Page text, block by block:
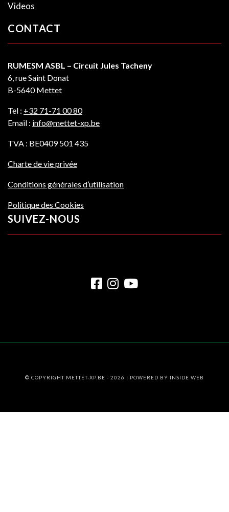
Videos
CONTACT
RUMESM ASBL – Circuit Jules Tacheny
6, rue Saint Donat
B-5640 Mettet
Tel : +32 71-71 00 80
Email : info@mettet-xp.be
TVA : BE0409 501 435
Charte de vie privée
Conditions générales d’utilisation
Politique des Cookies
SUIVEZ-NOUS
© COPYRIGHT METTET-XP.BE - 2026 | POWERED BY INSIDE WEB